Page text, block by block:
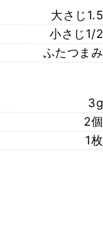
大さじ1.5
小さじ1/2
ふたつまみ
3g
2個
1枚